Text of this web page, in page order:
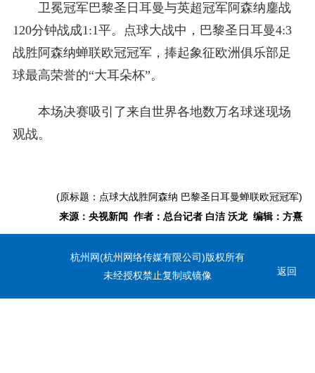
卫冕冠军巴黎圣日耳曼与英超冠军阿森纳鏖战
120分钟战成1:1平。点球大战中，巴黎圣日耳曼4:3
战胜阿森纳蝉联欧冠冠军，捧起象征欧洲俱乐部足
球最高荣誉的“大耳朵杯”。
本场决赛吸引了来自世界各地数万名球迷现场
观战。
(原标题：点球大战胜阿森纳 巴黎圣日耳曼蝉联欧冠冠军)
来源：央视新闻 作者：总台记者 白洁 沃龙 编辑：方熹
杭州网(杭州网络传媒有限公司)版权所有
未经授权禁止复制或镜像
返回